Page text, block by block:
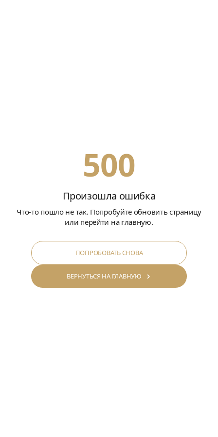
500
Произошла ошибка
Что-то пошло не так. Попробуйте обновить страницу
или перейти на главную.
ПОПРОБОВАТЬ СНОВА
ВЕРНУТЬСЯ НА ГЛАВНУЮ